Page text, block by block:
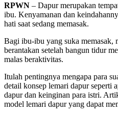
RPWN – Dapur merupakan
ibu. Kenyamanan dan
hati saat sedang memasak.
Bagi ibu-ibu yang suka memasak,
berantakan setelah bangun tidur
malas beraktivitas.
Itulah pentingnya mengapa para
detail konsep lemari dapur seperti
dapur dan keinginan para istri.
model lemari dapur yang dapat